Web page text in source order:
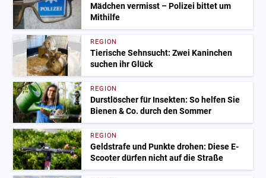
Mädchen vermisst – Polizei bittet um
Mithilfe
REGION
Tierische Sehnsucht: Zwei Kaninchen
suchen ihr Glück
REGION
Durstlöscher für Insekten: So helfen Sie
Bienen & Co. durch den Sommer
REGION
Geldstrafe und Punkte drohen: Diese E-
Scooter dürfen nicht auf die Straße